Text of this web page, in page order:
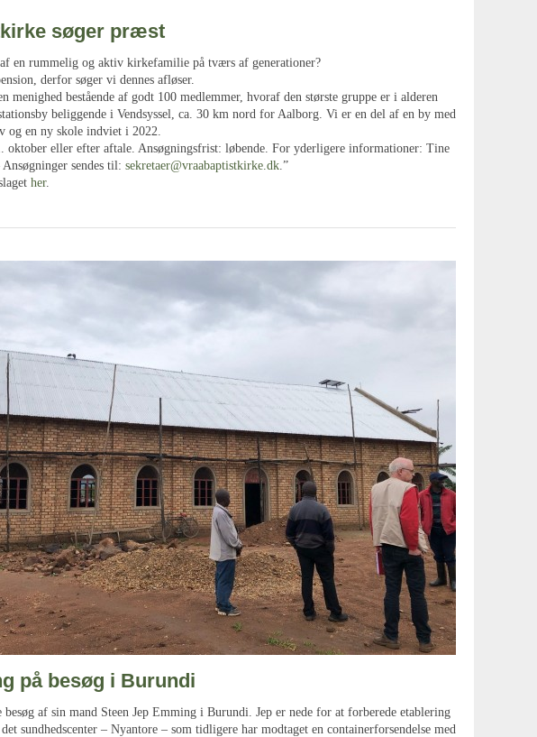
søger præst
en rummelig og aktiv kirkefamilie på tværs af generationer?
derfor søger vi dennes afløser.
menighed bestående af godt 100 medlemmer, hvoraf den største gruppe er i alderen
beliggende i Vendsyssel, ca. 30 km nord for Aalborg. Vi er en del af en by med
og en ny skole indviet i 2022.
oktober eller efter aftale. Ansøgningsfrist: løbende. For yderligere informationer: Tine
sendes til: sekretaer@vraabaptistkirke.dk.”
her.
på besøg i Burundi
besøg af sin mand Steen Jep Emming i Burundi. Jep er nede for at forberede etablering
sundhedscenter – Nyantore – som tidligere har modtaget en containerforsendelse med